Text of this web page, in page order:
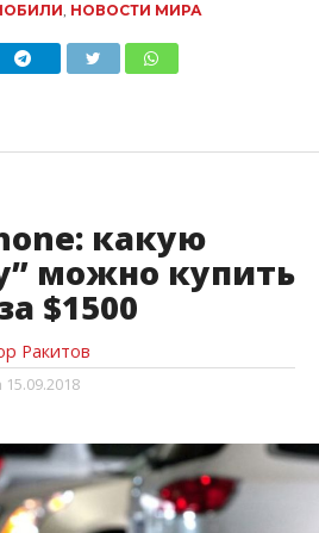
, НОВОСТИ МИРА
какую
можно купить
$1500
Ракитов
15.09.2018